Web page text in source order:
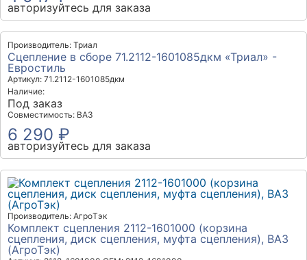
авторизуйтесь для заказа
Производитель: Триал
Сцепление в сборе 71.2112-1601085дкм «Триал» -
Евростиль
Артикул: 71.2112-1601085дкм
Наличие:
Под заказ
Совместимость: ВАЗ
6 290 ₽
авторизуйтесь для заказа
Производитель: АгроТэк
Комплект сцепления 2112-1601000 (корзина
сцепления, диск сцепления, муфта сцепления), ВАЗ
(АгроТэк)